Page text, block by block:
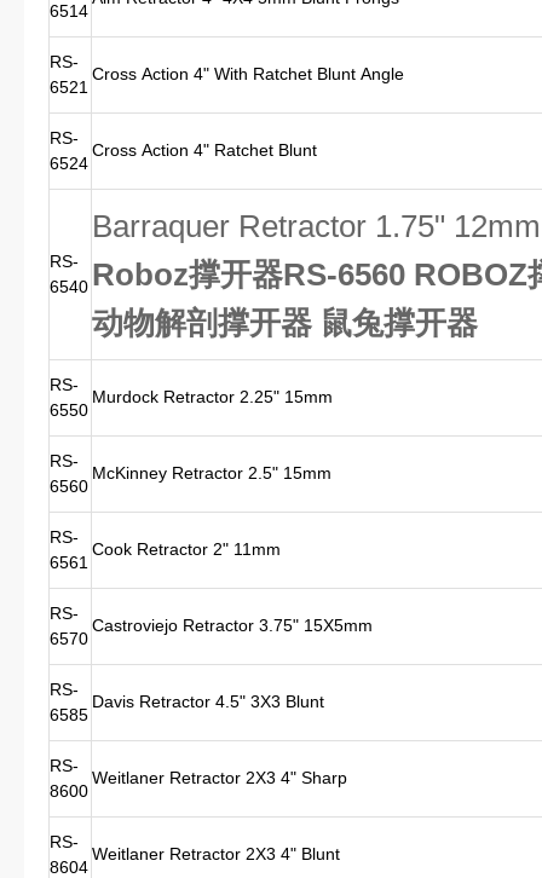
6514
RS-
6521
Cross Action 4" With Ratchet Blunt Angle
RS-
6524
Cross Action 4" Ratchet Blunt
RS-
6540
Barraquer Retractor 1.75" 12mm
Roboz撑开器RS-6560 ROBOZ
动物解剖撑开器 鼠兔撑开器
RS-
6550
Murdock Retractor 2.25" 15mm
RS-
6560
McKinney Retractor 2.5" 15mm
RS-
6561
Cook Retractor 2" 11mm
RS-
6570
Castroviejo Retractor 3.75" 15X5mm
RS-
6585
Davis Retractor 4.5" 3X3 Blunt
RS-
8600
Weitlaner Retractor 2X3 4" Sharp
RS-
8604
Weitlaner Retractor 2X3 4" Blunt